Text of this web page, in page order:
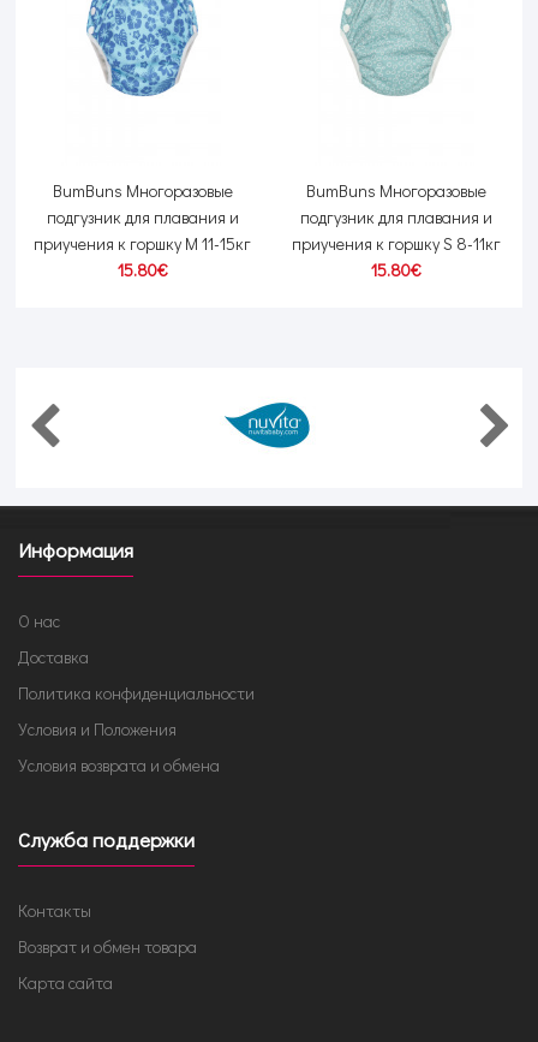
BumBuns Многоразовые
подгузник для плавания и
приучения к горшку М 11-15кг
15.80€
BumBuns Многоразовые
подгузник для плавания и
приучения к горшку S 8-11кг
15.80€
Информация
О нас
Доставка
Политика конфиденциальности
Условия и Положения
Условия возврата и обмена
Служба поддержки
Контакты
Возврат и обмен товара
Карта сайта